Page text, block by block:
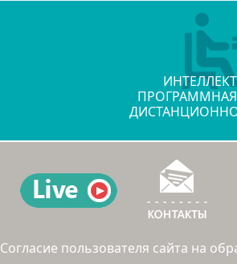
Согласие пользователя сайта на